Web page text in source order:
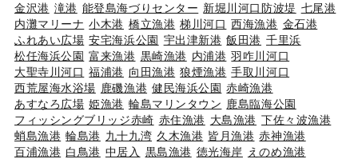
金沢港 滝港 能登島海づりセンター 新堀川河口防波堤 七尾港
内灘マリーナ 小木港 橋立漁港 梯川河口 西海漁港 金石港
ふれあい広場 安宅海浜公園 宇出津新港 飯田港 千里浜
松任海浜公園 富来漁港 黒崎漁港 内浦港 羽咋川河口
大聖寺川河口 福浦港 向田漁港 狼煙漁港 手取川河口
西荒屋海水浴場 鹿磯漁港 健民海浜公園 赤崎漁港
あすなろ広場 姫漁港 輪島マリンタウン 鹿島臨海公園
フィッシングブリッジ赤崎 赤住漁港 大島漁港 下佐々波漁港
蛸島漁港 輪島港 九十九湾 久木漁港 皆月漁港 赤神漁港
百浦漁港 白鳥港 中居入 黒島漁港 徳光海岸 えのめ漁港